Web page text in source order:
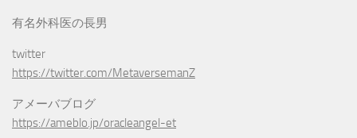
有名外科医の長男
twitter
https://twitter.com/MetaversemanZ
アメーバブログ
https://ameblo.jp/oracleangel-et